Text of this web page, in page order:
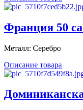
Франция 50
Металл: Серебро
Описание товара